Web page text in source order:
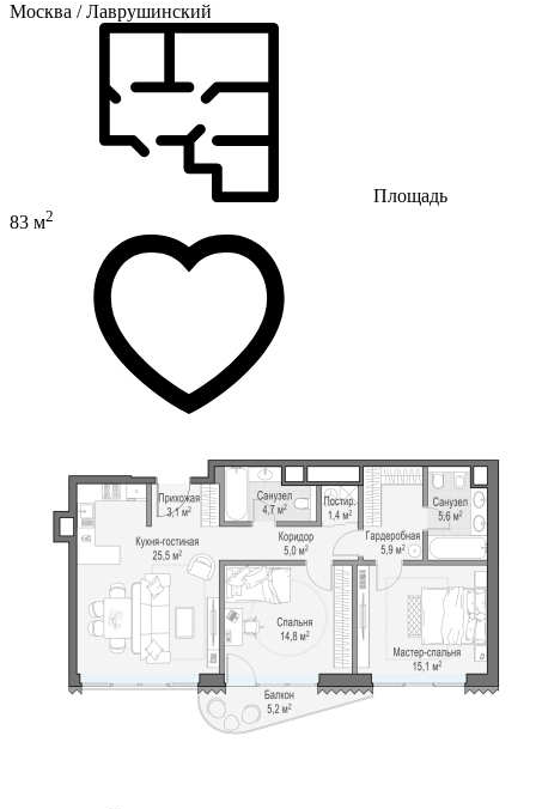
Москва / Лаврушинский
Площадь
83 м2